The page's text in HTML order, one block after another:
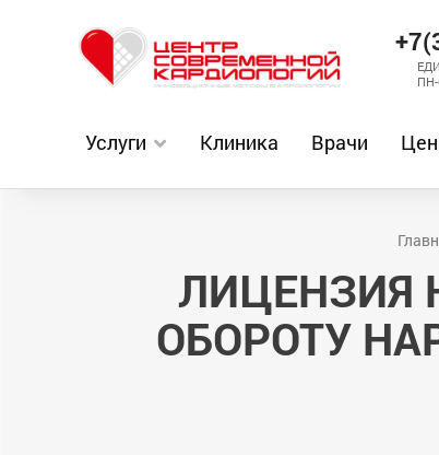
ПН-
Услуги Клиника Врачи
ЛИЦЕНЗИЯ
ОБОРОТУ